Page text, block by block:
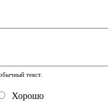
текст.
Хорошо